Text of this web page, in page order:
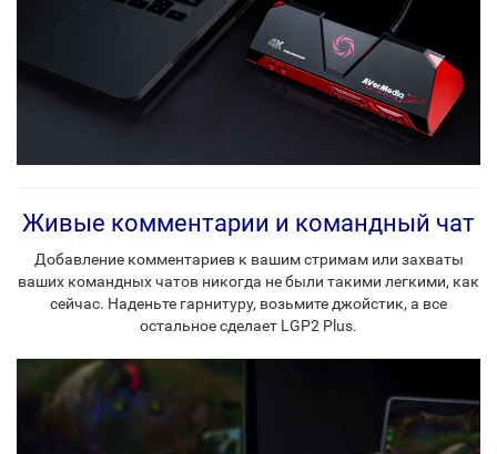
Живые комментарии и командный чат
Добавление комментариев к вашим стримам или захваты
ваших командных чатов никогда не были такими легкими, как
сейчас. Наденьте гарнитуру, возьмите джойстик, а все
остальное сделает LGP2 Plus.